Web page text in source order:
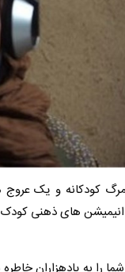
کودکانه و یک عروج
های ذهنی کودک،